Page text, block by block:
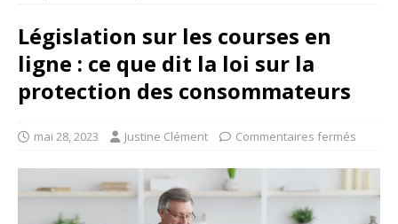
Législation sur les courses en
ligne : ce que dit la loi sur la
protection des consommateurs
mai 28, 2023 Justine Clément Commentaires fermés